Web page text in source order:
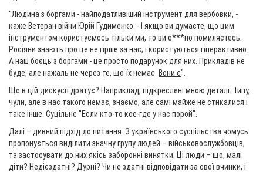
"Людина з боргами - найподатливіший інструмент для вербовки, -
каже Ветеран війни Юрій Гудименко. - І якщо ви думаєте, що цим
інструментом користуємось тільки ми, то ви о***но помиляєтесь.
Росіяни знають про це не гірше за нас, і користуються гіперактивно.
А наш боєць з боргами - це просто подарунок для них. Прикладів не
буде, але нажаль не через те, що їх немає. Вони є".
Що в цій дискусії дратує? Наприклад, підкреслені мною деталі. Типу,
чули, але в нас такого немає, знаємо, але самі майже не стикалися і
таке інше. Суцільне "Если кто-то кое-где у нас порой".
Далі – дивний підхід до питання. З українського суспільства чомусь
пропонується виділити значну групу людей – військовослужбовців,
та застосувати до них якісь заборонні винятки. Ці люди – що, малі
діти? Недієздатні? Дурні? Чи не здатні відповідати за свої вчинки, і